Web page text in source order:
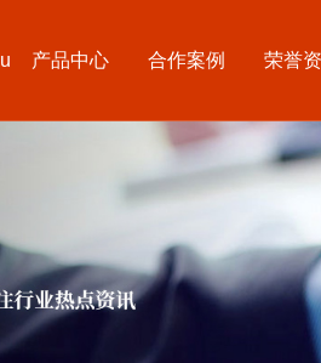
产品中心 合作案例 荣誉